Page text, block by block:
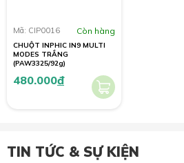
Mã: CIP0016 Còn hàng
CHUỘT INPHIC IN9 MULTI
MODES TRẮNG
(PAW3325/92g)
480.000đ
TIN TỨC & SỰ KIỆN